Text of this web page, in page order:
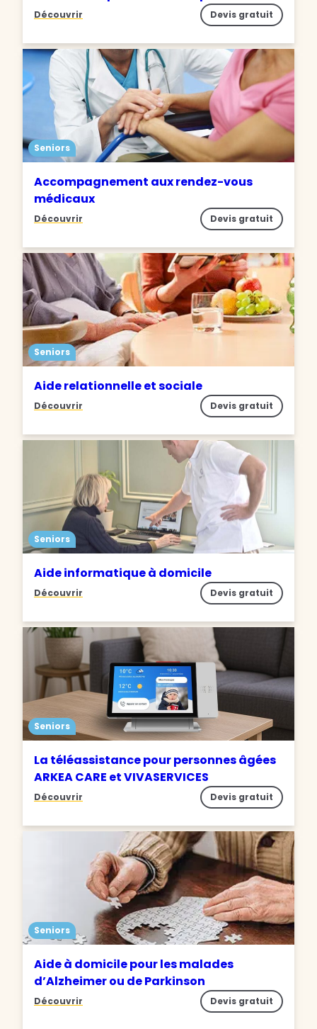
Découvrir Devis gratuit
Seniors
Accompagnement aux rendez-vous
médicaux
Découvrir Devis gratuit
Seniors
Aide relationnelle et sociale
Découvrir Devis gratuit
Seniors
Aide informatique à domicile
Découvrir Devis gratuit
Seniors
La téléassistance pour personnes âgées
ARKEA CARE et VIVASERVICES
Découvrir Devis gratuit
Seniors
Aide à domicile pour les malades
d’Alzheimer ou de Parkinson
Découvrir Devis gratuit